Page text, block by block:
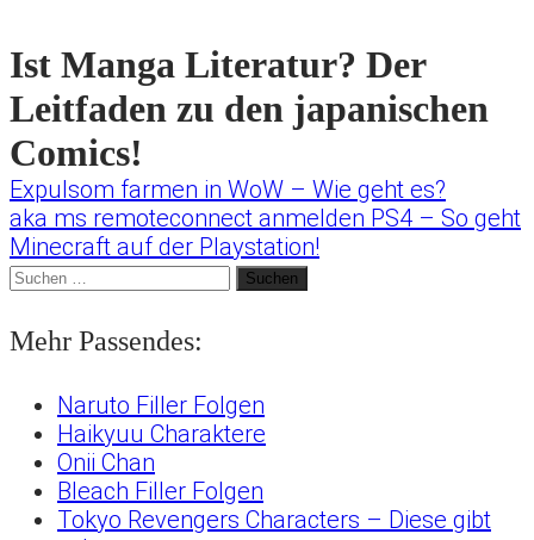
Ist Manga Literatur? Der
Leitfaden zu den japanischen
Comics!
Beitragsnavigation
Expulsom farmen in WoW – Wie geht es?
aka ms remoteconnect anmelden PS4 – So geht
Minecraft auf der Playstation!
Suchen
Mehr Passendes:
Naruto Filler Folgen
Haikyuu Charaktere
Onii Chan
Bleach Filler Folgen
Tokyo Revengers Characters – Diese gibt